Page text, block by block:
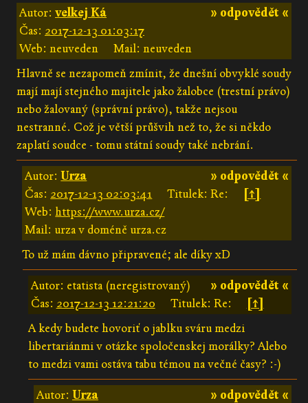
» odpovědět «
Autor: velkej Ká
Čas: 2017-12-13 01:03:17
Web: neuveden
Mail: neuveden
Hlavně se nezapomeň zmínit, že dnešní obvyklé soudy
mají mají stejného majitele jako žalobce (trestní právo)
nebo žalovaný (správní právo), takže nejsou
nestranné. Což je větší průšvih než to, že si někdo
zaplatí soudce - tomu státní soudy také nebrání.
» odpovědět «
Autor:Urza
Čas: 2017-12-13 02:03:41 Titulek: Re:
[↑]
Web:https://www.urza.cz/
Mail: urza v doméně urza.cz
To už mám dávno připravené; ale díky xD
» odpovědět «
Autor: etatista (neregistrovaný)
Čas: 2017-12-13 12:21:20 Titulek: Re:
[↑]
A kedy budete hovoriť o jablku sváru medzi
libertariánmi v otázke spoločenskej morálky? Alebo
to medzi vami ostáva tabu témou na večné časy? :-)
» odpovědět «
Autor: Urza